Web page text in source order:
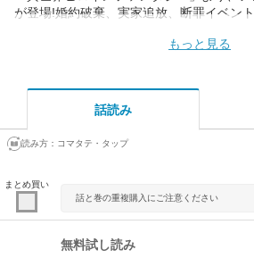
が登場!婚約破棄、実家追放、断罪イベン
もっと見る
話読み
読み方： コマタテ・タップ
まとめ買い
話と巻の重複購入にご注意ください
無料試し読み